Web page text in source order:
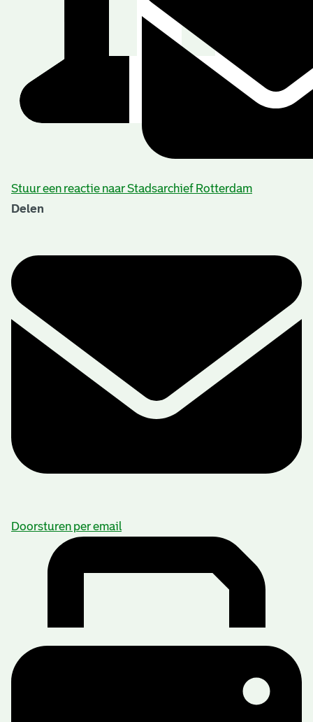
Stuur een reactie naar Stadsarchief Rotterdam
Delen
Doorsturen per email